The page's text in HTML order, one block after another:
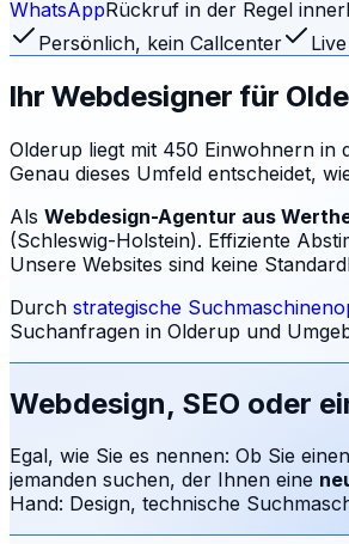
WhatsAppRückruf in der Regel
Persönlich, kein Callcenter
Ihr Webdesigner für
Olderup liegt mit 450 Einwohnern in
Genau dieses Umfeld entscheidet,
Als Webdesign-Agentur aus
(Schleswig-Holstein). Effiziente
Unsere Websites sind keine
Durch strategische
Suchanfragen in Olderup und
Webdesign, SEO oder
Egal, wie Sie es nennen: Ob Sie einen
jemanden suchen, der Ihnen eine
Hand: Design, technische